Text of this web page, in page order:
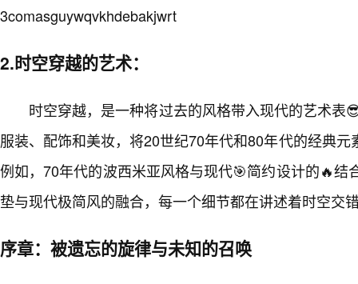
3comasguywqvkhdebakjwrt
2.时空穿越的艺术：
时空穿越，是一种将过去的风格带入现代的艺术表
服装、配饰和美妆，将20世纪70年代和80年代的经典
例如，70年代的波西米亚风格与现代🎯简约设计的🔥结
垫与现代极简风的融合，每一个细节都在讲述着时空交
序章：被遗忘的旋律与未知的召唤